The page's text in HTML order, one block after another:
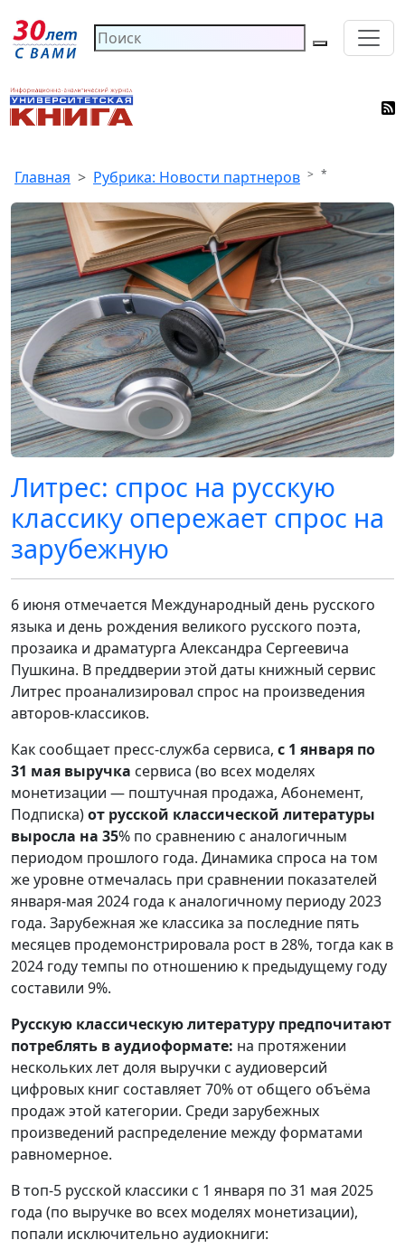
Главная Рубрика: Новости партнеров *
Литрес: спрос на русскую
классику опережает спрос на
зарубежную
6 июня отмечается Международный день русского
языка и день рождения великого русского поэта,
прозаика и драматурга Александра Сергеевича
Пушкина. В преддверии этой даты книжный сервис
Литрес проанализировал спрос на произведения
авторов-классиков.
Как сообщает пресс-служба сервиса, с 1 января по
31 мая выручка сервиса (во всех моделях
монетизации — поштучная продажа, Абонемент,
Подписка)от русской классической литературы
выросла на 35% по сравнению с аналогичным
периодом прошлого года. Динамика спроса на том
же уровне отмечалась при сравнении показателей
января-мая 2024 года к аналогичному периоду 2023
года. Зарубежная же классика за последние пять
месяцев продемонстрировала рост в 28%, тогда как в
2024 году темпы по отношению к предыдущему году
составили 9%.
Русскую классическую литературу предпочитают
потреблять в аудиоформате: на протяжении
нескольких лет доля выручки с аудиоверсий
цифровых книг составляет 70% от общего объёма
продаж этой категории. Среди зарубежных
произведений распределение между форматами
равномерное.
В топ-5 русской классики с 1 января по 31 мая 2025
года (по выручке во всех моделях монетизации),
попали исключительно аудиокниги: